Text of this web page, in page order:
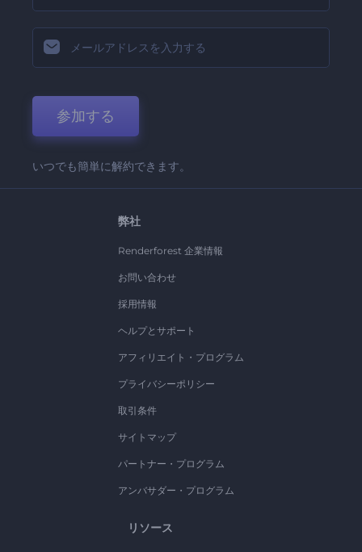
参加する
いつでも簡単に解約できます。
弊社
Renderforest 企業情報
お問い合わせ
採用情報
ヘルプとサポート
アフィリエイト・プログラム
プライバシーポリシー
取引条件
サイトマップ
パートナー・プログラム
アンバサダー・プログラム
リソース